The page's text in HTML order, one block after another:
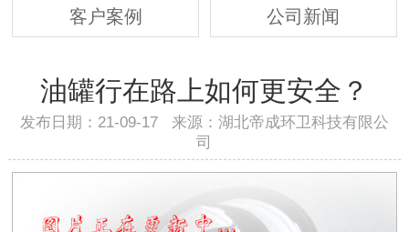
客户案例 公司新闻
油罐行在路上如何更安全？
发布日期：21-09-17 来源：湖北帝成环卫科技有限公
司